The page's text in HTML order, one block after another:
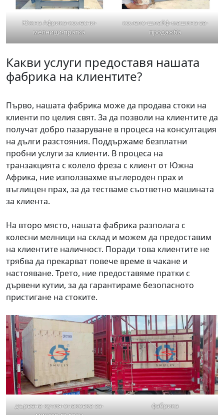
Южна Африка-колесни-
мелници-пратка
колело-шлайф-машина-за-
продажба
Какви услуги предоставя нашата
фабрика на клиентите?
Първо, нашата фабрика може да продава стоки на
клиенти по целия свят. За да позволи на клиентите да
получат добро пазаруване в процеса на консултация
на дълги разстояния. Поддържаме безплатни
пробни услуги за клиенти. В процеса на
транзакцията с колело фреза с клиент от Южна
Африка, ние използвахме въглероден прах и
въглищен прах, за да тестваме съответно машината
за клиента.
На второ място, нашата фабрика разполага с
колесни мелници на склад и можем да предоставим
на клиентите наличност. Поради това клиентите не
трябва да прекарват повече време в чакане и
настояване. Трето, ние предоставяме пратки с
дървени кутии, за да гарантираме безопасното
пристигане на стоките.
дървена-кутия-опаковка-за-
фабрика